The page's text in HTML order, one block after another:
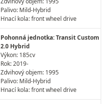
Palivo: Mild-Hybrid
Hnací kola: front wheel drive
Pohonná jednotka: Transit Custom
2.0 Hybrid
Výkon: 185cv
Rok: 2019-
Zdvihový objem: 1995
Palivo: Mild-Hybrid
Hnací kola: front wheel drive